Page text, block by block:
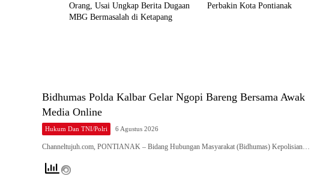
Orang, Usai Ungkap Berita Dugaan
MBG Bermasalah di Ketapang
Perbakin Kota Pontianak
Bidhumas Polda Kalbar Gelar Ngopi Bareng Bersama Awak
Media Online
Hukum Dan TNI/Polri 6 Agustus 2026
Channeltujuh.com, PONTIANAK – Bidang Hubungan Masyarakat (Bidhumas) Kepolisian…